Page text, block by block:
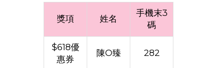
獎項 姓名
手機末3
碼
$618優
惠券
陳O臻 282